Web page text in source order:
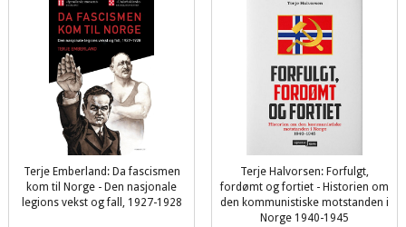
Terje Emberland: Da fascismen
kom til Norge - Den nasjonale
legions vekst og fall, 1927-1928
Terje Halvorsen: Forfulgt,
fordømt og fortiet - Historien om
den kommunistiske motstanden i
Norge 1940-1945